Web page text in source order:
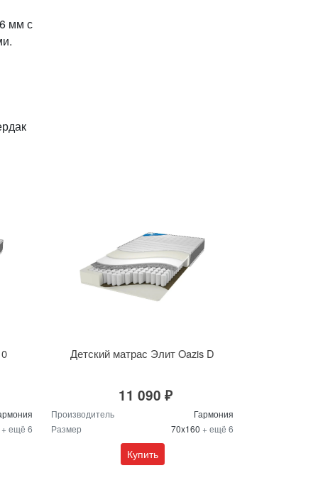
мм с
+ ещё 6
Детский матрас Элит Oazis D
11 090 ₽
Производитель
Гармония
Размер
70x160 + ещё 6
Купить